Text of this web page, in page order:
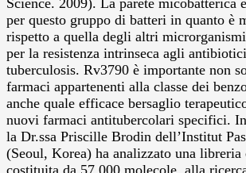
per questo gruppo di batteri in quanto è
rispetto a quella degli altri
per la resistenza intrinseca agli
tuberculosis. Rv3790 è importante non
farmaci appartenenti alla classe dei
anche quale efficace bersaglio
nuovi farmaci antitubercolari specifici.
la Dr.ssa Priscille Brodin dell’Institut
(Seoul, Korea) ha analizzato una libreria
costituita da 57.000 molecole, alla